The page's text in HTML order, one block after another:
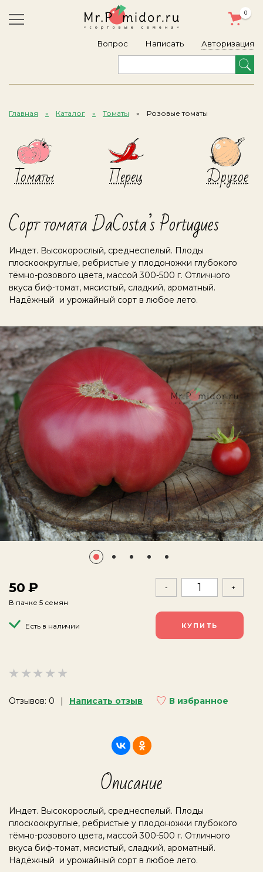
Вопрос Написать
0
Авторизация
Главная Каталог Томаты Розовые томаты
Томаты Перец Другое
Сорт томата DaCosta’s Portugues
Индет. Высокорослый, среднеспелый. Плоды
плоскоокруглые, ребристые у плодоножки глубокого
тёмно-розового цвета, массой 300-500 г. Отличного
вкуса биф-томат, мясистый, сладкий, ароматный.
Надёжный и урожайный сорт в любое лето.
Отзывов: 0 Написать отзыв В избранное
50
В пачке 5 семян
Есть в наличии
- +
Описание
Индет. Высокорослый, среднеспелый. Плоды
плоскоокруглые, ребристые у плодоножки глубокого
тёмно-розового цвета, массой 300-500 г. Отличного
вкуса биф-томат, мясистый, сладкий, ароматный.
Надёжный и урожайный сорт в любое лето.